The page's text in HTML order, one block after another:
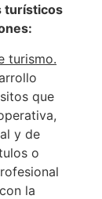
turísticos
turismo.
que
y de
o
la